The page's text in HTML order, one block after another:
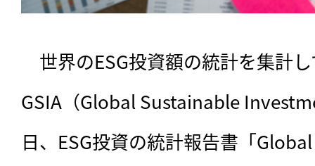
世界のESG投資額の統計を集計
GSIA（Global Sustainable
日、ESG投資の統計報告書「